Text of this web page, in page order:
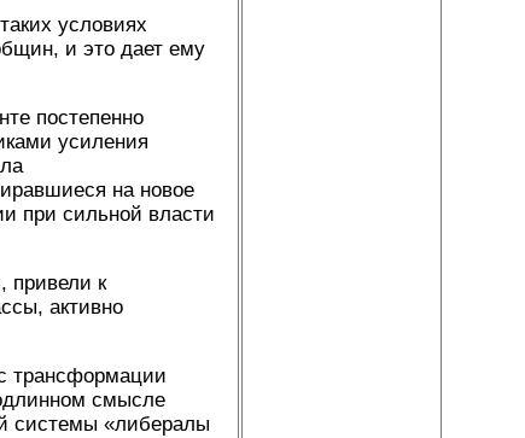
условиях
и это дает ему
постепенно
усиления
на новое
при сильной власти
привели к
активно
трансформации
смысле
системы «либералы